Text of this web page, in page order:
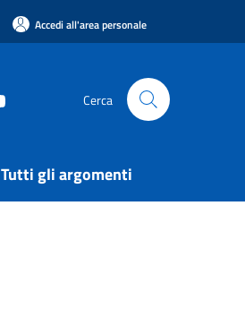
Accedi all'area personale
Cerca
Tutti gli argomenti